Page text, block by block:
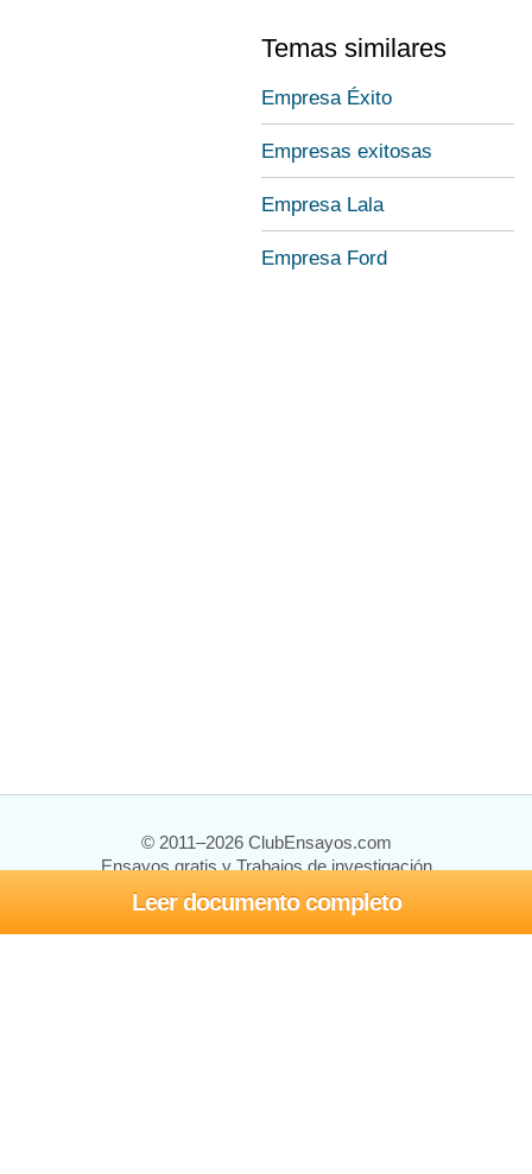
Leer documento completo
Temas similares
Empresa Éxito
Empresas exitosas
Empresa Lala
Empresa Ford
© 2011–2026 ClubEnsayos.com
Ensayos gratis y Trabajos de investigación